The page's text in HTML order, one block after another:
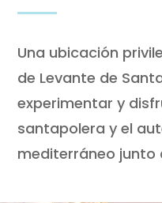
Una ubicación
de Levante de
experimentar y
santapolera y el
mediterráneo junto